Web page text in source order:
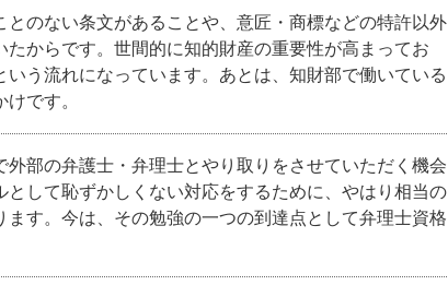
のない条文があることや、意匠・商標などの特許以外
からです。世間的に知的財産の重要性が高まってお
う流れになっています。あとは、知財部で働いている
です。
部の弁護士・弁理士とやり取りをさせていただく機会
して恥ずかしくない対応をするために、やはり相当の
す。今は、その勉強の一つの到達点として弁理士資格